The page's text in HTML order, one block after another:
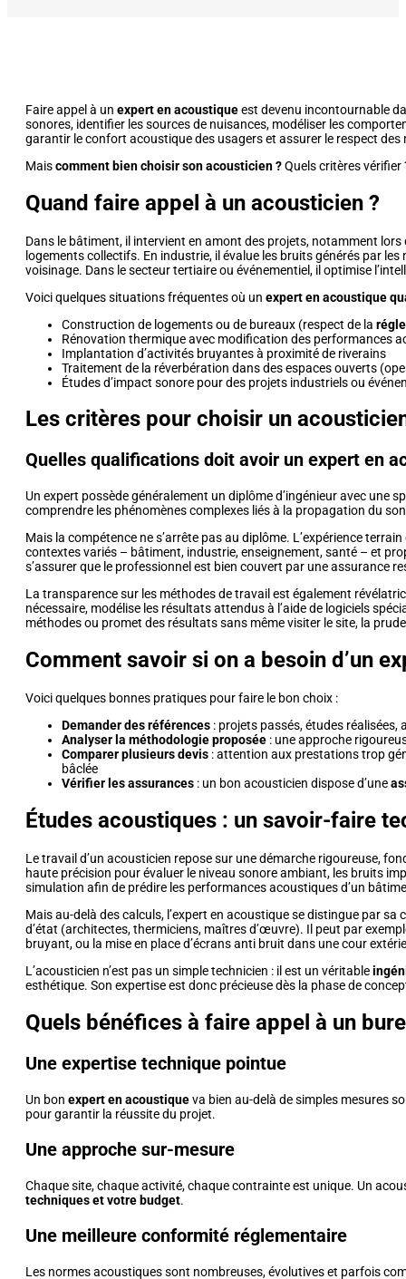
Faire appel à un expert en acoustiqueest devenu incontournable
sonores, identifier les sources de nuisances, modéliser les
garantir le confort acoustique des usagers et assurer le respect
Maiscomment bien choisir son acousticien ?Quels critères vérifier
Quand faire appel à un acousticien ?
Dans le bâtiment, il intervient en amont des projets, notamment
logements collectifs. En industrie, il évalue les bruits générés par
voisinage. Dans le secteur tertiaire ou événementiel, il optimise
Voici quelques situations fréquentes où un expert en acoustique
Construction de logements ou de bureaux (respect de la
Rénovation thermique avec modification des performances
Implantation d’activités bruyantes à proximité de riverains
Traitement de la réverbération dans des espaces ouverts
Études d’impact sonore pour des projets industriels ou
Les critères pour choisir un
Quelles qualifications doit avoir un expert en
Un expert possède généralement un diplôme d’ingénieur avec
comprendre les phénomènes complexes liés à la propagation du
Mais la compétence ne s’arrête pas au diplôme. L’expérience
contextes variés – bâtiment, industrie, enseignement, santé – et
s’assurer que le professionnel est bien couvert par une assurance
La transparence sur les méthodes de travail est également
nécessaire, modélise les résultats attendus à l’aide de logiciels
méthodes ou promet des résultats sans même visiter le site, la
Comment savoir si on a besoin d’un
Voici quelques bonnes pratiques pour faire le bon choix :
Demander des références : projets passés, études réalisées,
Analyser la méthodologie proposée : une approche
Comparer plusieurs devis : attention aux prestations trop
bâclée
Vérifier les assurances : un bon acousticien dispose d’une
Études acoustiques : un savoir-faire
Le travail d’un acousticien repose sur une démarche rigoureuse,
haute précision pour évaluer le niveau sonore ambiant, les bruits
simulation afin de prédire les performances acoustiques d’un
Mais au-delà des calculs, l’expert en acoustique se distingue par sa
d’état (architectes, thermiciens, maîtres d’œuvre). Il peut par
bruyant, ou la mise en place d’écrans anti bruit dans une cour
L’acousticien n’est pas un simple technicien : il est un véritable
esthétique. Son expertise est donc précieuse dès la phase de
Quels bénéfices à faire appel à un
Une expertise technique pointue
Un bon expert en acoustiqueva bien au-delà de simples mesures
pour garantir la réussite du projet.
Une approche sur-mesure
Chaque site, chaque activité, chaque contrainte est unique. Un
techniques et votre budget.
Une meilleure conformité réglementaire
Les normes acoustiques sont nombreuses, évolutives et parfois